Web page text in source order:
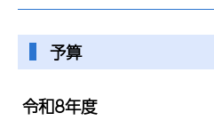
予算
令和8年度